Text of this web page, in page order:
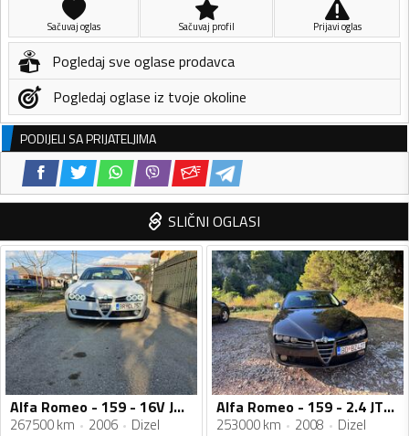
Sačuvaj oglas Sačuvaj profil Prijavi oglas
Pogledaj sve oglase prodavca
Pogledaj oglase iz tvoje okoline
PODIJELI SA PRIJATELJIMA
SLIČNI OGLASI
Alfa Romeo - 159 - 16V JTDm
267500 km 2006 Dizel
Alfa Romeo - 159 - 2.4 JTDM
253000 km 2008 Dizel